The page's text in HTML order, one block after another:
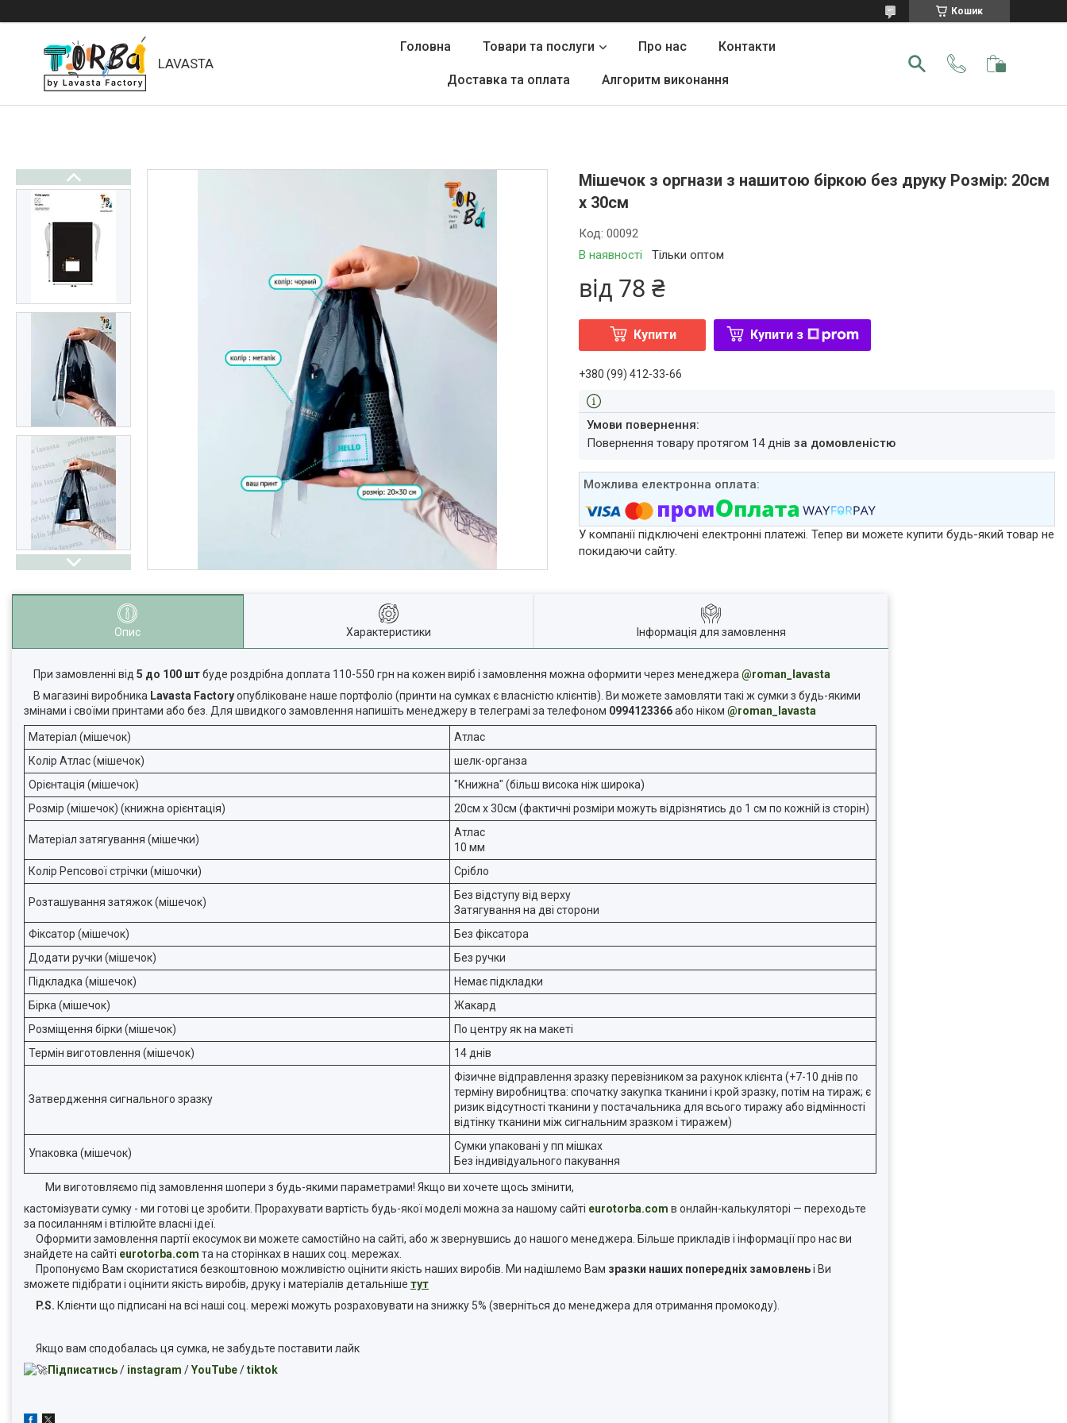
Кошик
LAVASTA
Головна Товари та послуги Про нас Контакти
Доставка та оплата Алгоритм виконання
Мішечок з оргнази з нашитою біркою без друку Розмір: 20cм
х 30см
В наявності Тільки оптом
Код:00092
від 78 ₴
Купити Купити з
+380 (99) 412-33-66
повернення товару протягом 14 днівза домовленістю
У компанії підключені електронні платежі. Тепер ви можете купити будь-який товар не
покидаючи сайту.
Опис Характеристики Інформація для замовлення
При замовленні від 5 до 100 штбуде роздрібна доплата 110-550 грн на кожен виріб і замовлення можна оформити через менеджера @roman_lavasta
В магазині виробника Lavasta Factoryопубліковане наше портфоліо (принти на сумках є власністю клієнтів). Ви можете замовляти такі ж сумки з будь-якими
змінами і своїми принтами або без. Для швидкого замовлення напишіть менеджеру в телеграмі за телефоном 0994123366або ніком @roman_lavasta
Матеріал (мішечок)
Атлас
Колір Атлас (мішечок)
шелк-органза
Орієнтація (мішечок)
"Книжна" (більш висока ніж широка)
Розмір (мішечок) (книжна орієнтація)
20см х 30см (фактичні розміри можуть відрізнятись до 1 см по кожній із сторін)
Матеріал затягування (мішечки)
Атлас
10 мм
Колір Репсової стрічки (мішочки)
Срібло
Розташування затяжок (мішечок)
Без відступу від верху
Затягування на дві сторони
Фіксатор (мішечок)
Без фіксатора
Додати ручки (мішечок)
Без ручки
Підкладка (мішечок)
Немає підкладки
Бірка (мішечок)
Жакард
Розміщення бірки (мішечок)
По центру як на макеті
Термін виготовлення (мішечок)
14 днів
Затвердження сигнального зразку
Фізичне відправлення зразку перевізником за рахунок клієнта (+7-10 днів по
терміну виробництва: спочатку закупка тканини і крой зразку, потім на тираж; є
ризик відсутності тканини у постачальника для всього тиражу або відмінності
відтінку тканини між сигнальним зразком і тиражем)
Упаковка (мішечок)
Сумки упаковані у пп мішках
Без індивідуального пакування
Ми виготовляємо під замовлення шопери з будь-якими параметрами! Якщо ви хочете щось змінити,
кастомізувати сумку - ми готові це зробити. Прорахувати вартість будь-якої моделі можна за нашому сайті eurotorba.com в онлайн-калькуляторі — переходьте
за посиланням і втілюйте власні ідеї.
Оформити замовлення партії екосумок ви можете самостійно на сайті, або ж звернувшись до нашого менеджера. Більше прикладів і інформації про нас ви
знайдете на сайті eurotorba.com та на сторінках в наших соц. мережах.
Пропонуємо Вам скористатися безкоштовною можливістю оцінити якість наших виробів. Ми надішлемо Вам зразки наших попередніх замовленьі Ви
зможете підібрати і оцінити якість виробів, друку і матеріалів детальніше тут
P.S. Клієнти що підписані на всі наші соц. мережі можуть розраховувати на знижку 5% (зверніться до менеджера для отримання промокоду).
Якщо вам сподобалась ця сумка, не забудьте поставити лайк
Підписатись/ instagram /YouTube/tiktok